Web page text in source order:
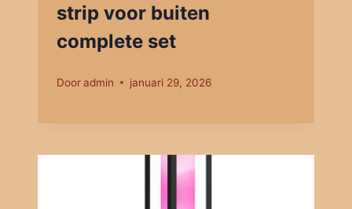
strip voor buiten
complete set
Dooradmin januari 29, 2026